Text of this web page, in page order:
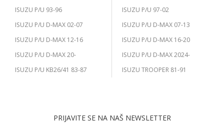
ISUZU P/U 93-96
ISUZU P/U 97-02
ISUZU P/U D-MAX 02-07
ISUZU P/U D-MAX 07-13
ISUZU P/U D-MAX 12-16
ISUZU P/U D-MAX 16-20
ISUZU P/U D-MAX 20-
ISUZU P/U D-MAX 2024-
ISUZU P/U KB26/41 83-87
ISUZU TROOPER 81-91
PRIJAVITE SE NA NAŠ NEWSLETTER